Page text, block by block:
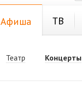
Афиша ТВ
Театр Концерты